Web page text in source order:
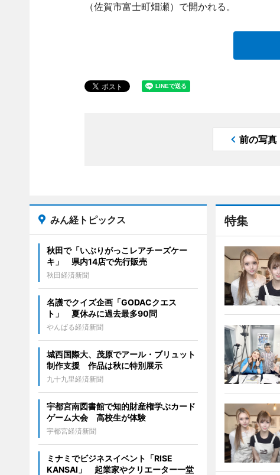
（佐賀市富士町畑瀬）で開かれる。
前の写真
特集
みん経トピックス
秋田で「いぶりがっこレアチーズケー
キ」 県内14店で先行販売
秋田経済新聞
名護でクイズ企画「GODACクエス
ト」 夏休みに過去最多90問
やんばる経済新聞
城西国際大、茂原でアール・ブリュット
制作支援 作品は秋に特別展示
九十九里経済新聞
宇都宮南図書館で知的財産権学ぶカード
ゲーム大会 高校生が体験
宇都宮経済新聞
ミナミでビジネスイベント「RISE
KANSAI」 起業家やクリエーター一堂